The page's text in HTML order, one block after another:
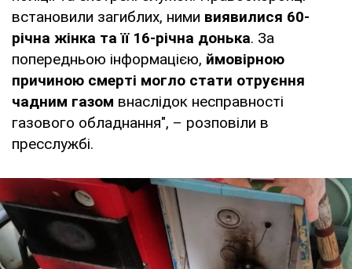
встановили загиблих, ними виявилися 60-
річна жінка та її 16-річна донька. За
попередньою інформацією, ймовірною
причиною смерті могло стати отруєння
чадним газом внаслідок несправності
газового обладнання", – розповіли в
пресслужбі.